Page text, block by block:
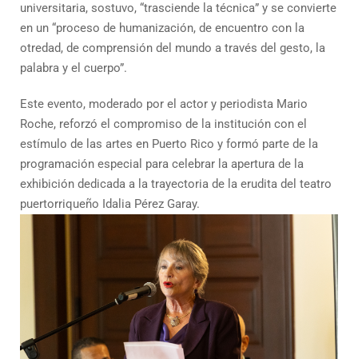
universitaria, sostuvo, “trasciende la técnica” y se convierte
en un “proceso de humanización, de encuentro con la
otredad, de comprensión del mundo a través del gesto, la
palabra y el cuerpo”.
Este evento, moderado por el actor y periodista Mario
Roche, reforzó el compromiso de la institución con el
estímulo de las artes en Puerto Rico y formó parte de la
programación especial para celebrar la apertura de la
exhibición dedicada a la trayectoria de la erudita del teatro
puertorriqueño Idalia Pérez Garay.